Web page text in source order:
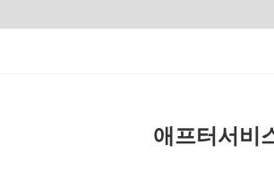
애프터서비